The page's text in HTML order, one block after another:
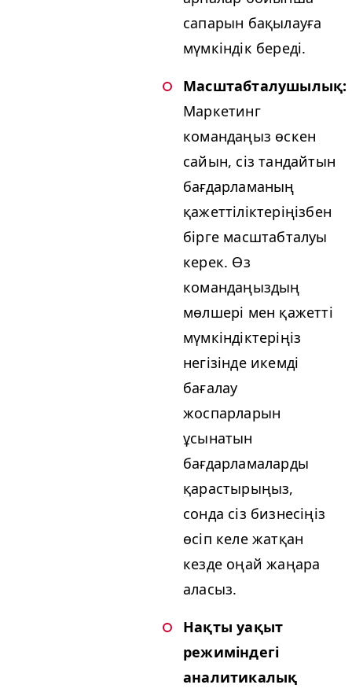
сапарын бақылауға
мүмкіндік береді.
Масштабталушылық:
Маркетинг
командаңыз өскен
сайын, сіз тандайтын
бағдарламаның
қажеттіліктеріңізбен
бірге масштабталуы
керек. Өз
командаңыздың
мөлшері мен қажетті
мүмкіндіктеріңіз
негізінде икемді
бағалау
жоспарларын
ұсынатын
бағдарламаларды
қарастырыңыз,
сонда сіз бизнесіңіз
өсіп келе жатқан
кезде оңай жаңара
аласыз.
Нақты уақыт
режиміндегі
аналитикалық